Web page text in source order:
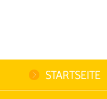
STARTSEITE